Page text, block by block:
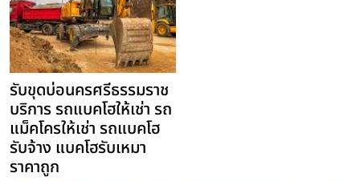
รับขุดบ่อนครศรีธรรมราช
บริการ รถแบคโฮให้เช่า รถ
แม็คโครให้เช่า รถแบคโฮ
รับจ้าง แบคโฮรับเหมา
ราคาถูก